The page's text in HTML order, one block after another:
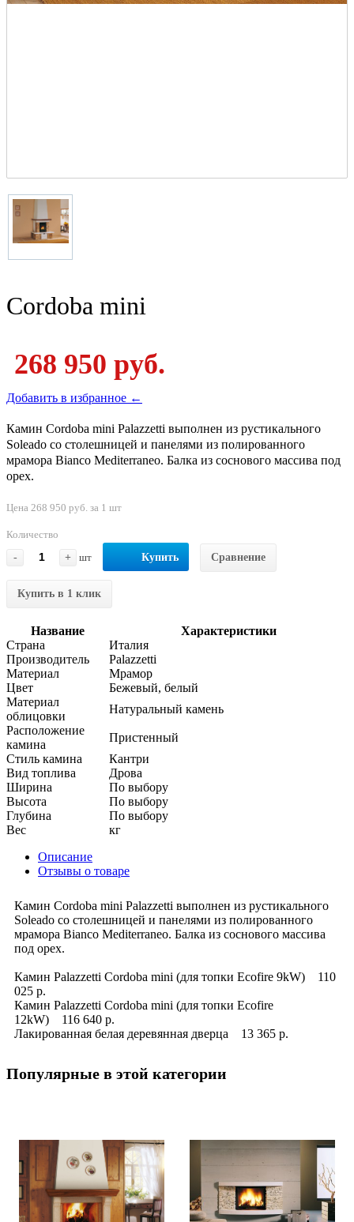
Cordoba mini
268 950 руб.
Добавить в избранное ←
Камин Cordoba mini Palazzetti выполнен из рустикального
Soleado со столешницей и панелями из полированного
мрамора Bianco Mediterraneo. Балка из соснового массива под
орех.
Цена 268 950 руб. за 1 шт
Количество
-
+ шт Купить Сравнение
Купить в 1 клик
Название
Характеристики
Страна
Италия
Производитель
Palazzetti
Материал
Мрамор
Цвет
Бежевый, белый
Материал
облицовки
Натуральный камень
Расположение
камина
Пристенный
Стиль камина
Кантри
Вид топлива
Дрова
Ширина
По выбору
Высота
По выбору
Глубина
По выбору
Вес
кг
Описание
Отзывы о товаре
Камин Cordoba mini Palazzetti выполнен из рустикального
Soleado со столешницей и панелями из полированного
мрамора Bianco Mediterraneo. Балка из соснового массива
под орех.
Камин Palazzetti Cordoba mini (для топки Ecofire 9kW) 110
025 р.
Камин Palazzetti Cordoba mini (для топки Ecofire
12kW) 116 640 р.
Лакированная белая деревянная дверца 13 365 р.
Популярные в этой категории